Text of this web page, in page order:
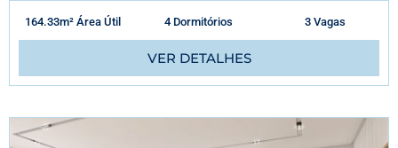
164.33m² Área Útil 4 Dormitórios 3 Vagas
VER DETALHES